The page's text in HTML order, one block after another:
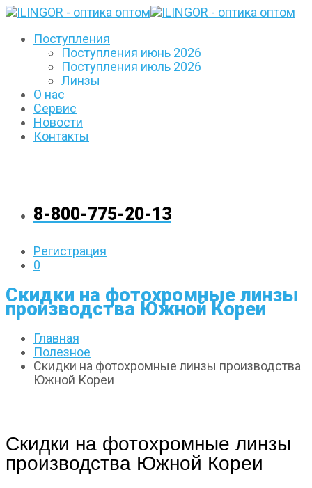
Поступления
Поступления июнь 2026
Поступления июль 2026
Линзы
О нас
Сервис
Новости
Контакты
8-800-775-20-13
Регистрация
0
Скидки на фотохромные линзы
производства Южной Кореи
Главная
Полезное
Скидки на фотохромные линзы производства
Южной Кореи
Скидки на фотохромные линзы
производства Южной Кореи